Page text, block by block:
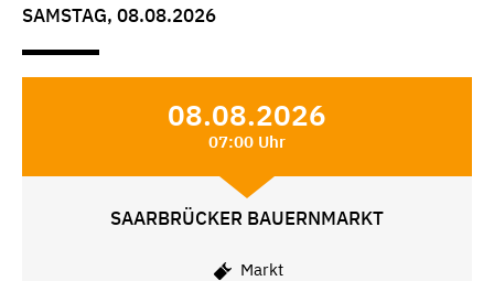
SAMSTAG, 08.08.2026
08.08.2026
07:00 Uhr
SAARBRÜCKER BAUERNMARKT
Markt